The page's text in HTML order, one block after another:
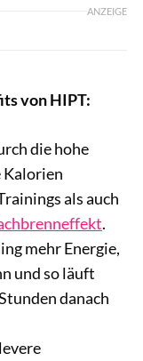
ANZEIGE
von HIPT:
die hohe
als auch
.
mehr Energie,
und so läuft
danach